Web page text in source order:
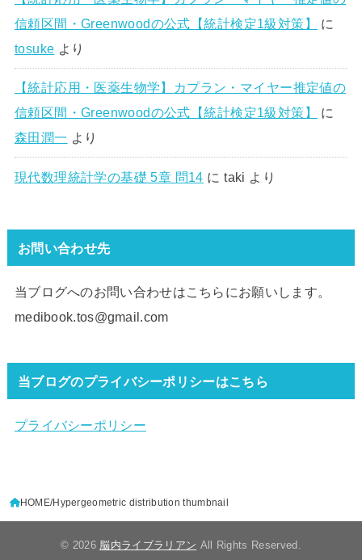
信頼区間・Greenwoodの公式【統計検定1級対策】
に
tosuke より
【統計応用・医薬生物学】カプラン・マイヤー推定値の
信頼区間・Greenwoodの公式【統計検定1級対策】
に
森田潤一 より
現代数理統計学の基礎 5章 問14 にtaki より
お問い合わせ先
当ブログへのお問い合わせはこちらにお願いします。
medibook.tos@gmail.com
当ブログのプライバシーポリシーはこちら
プライバシーポリシー
HOME Hypergeometric distribution thumbnail
© 2026 脳内ライブラリアン All Rights Reserved.